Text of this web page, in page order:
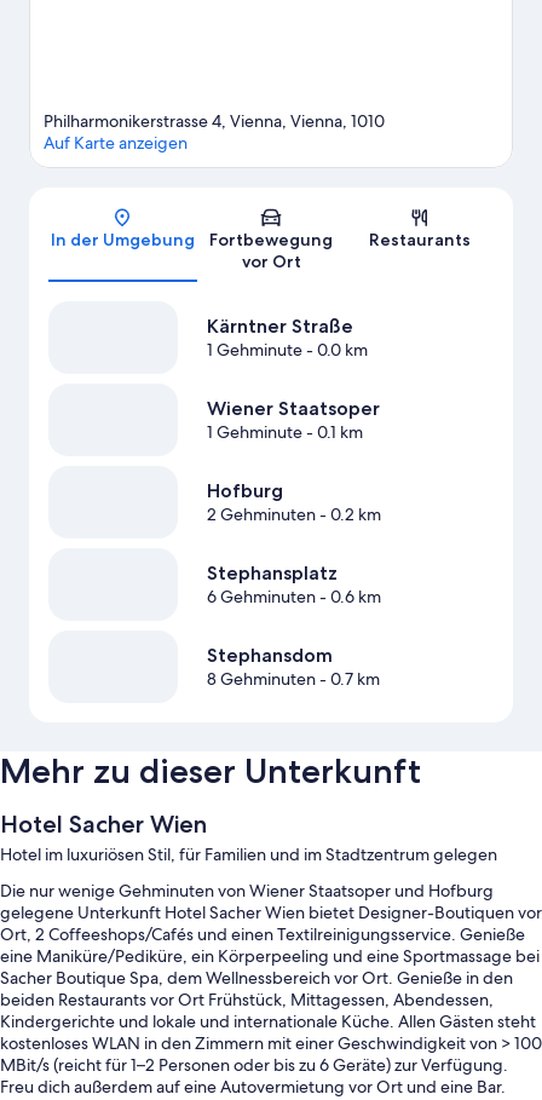
Karte
Philharmonikerstrasse 4, Vienna, Vienna, 1010
Auf Karte anzeigen
In der Umgebung
Fortbewegung
vor Ort
Restaurants
Kärntner Straße
1 Gehminute- 0.0 km
Wiener Staatsoper
1 Gehminute- 0.1 km
Hofburg
2 Gehminuten- 0.2 km
Stephansplatz
6 Gehminuten- 0.6 km
Stephansdom
8 Gehminuten- 0.7 km
Mehr zu dieser Unterkunft
Hotel Sacher Wien
Hotel im luxuriösen Stil, für Familien und im Stadtzentrum gelegen
Die nur wenige Gehminuten von Wiener Staatsoper und Hofburg
gelegene Unterkunft Hotel Sacher Wien bietet Designer-Boutiquen vor
Ort, 2 Coffeeshops/Cafés und einen Textilreinigungsservice. Genieße
eine Maniküre/Pediküre, ein Körperpeeling und eine Sportmassage bei
Sacher Boutique Spa, dem Wellnessbereich vor Ort. Genieße in den
beiden Restaurants vor Ort Frühstück, Mittagessen, Abendessen,
Kindergerichte und lokale und internationale Küche. Allen Gästen steht
kostenloses WLAN in den Zimmern mit einer Geschwindigkeit von > 100
MBit/s (reicht für 1–2 Personen oder bis zu 6 Geräte) zur Verfügung.
Freu dich außerdem auf eine Autovermietung vor Ort und eine Bar.